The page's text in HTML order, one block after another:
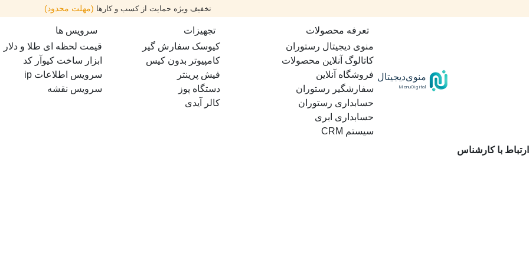
تخفیف ویژه حمایت از کسب و کارها (مهلت محدود)
منوی‌دیجیتال
MenuDigital
تعرفه محصولات
منوی دیجیتال رستوران
کاتالوگ آنلاین محصولات
فروشگاه آنلاین
سفارشگیر رستوران
حسابداری رستوران
حسابداری ابری
سیستم CRM
تجهیزات
کیوسک سفارش گیر
کامپیوتر بدون کیس
فیش پرینتر
دستگاه پوز
کالر آیدی
سرویس ها
قیمت لحظه ای طلا و دلار
ابزار ساخت کیوآر کد
سرویس اطلاعات ip
سرویس نقشه
ارتباط با کارشناس